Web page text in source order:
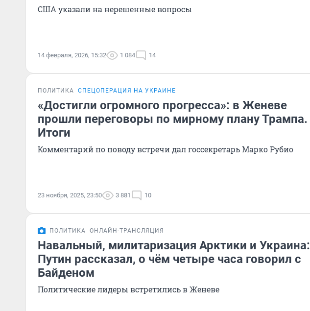
США указали на нерешенные вопросы
14 февраля, 2026, 15:32 1 084 14
ПОЛИТИКА СПЕЦОПЕРАЦИЯ НА УКРАИНЕ
«Достигли огромного прогресса»: в Женеве
прошли переговоры по мирному плану Трампа.
Итоги
Комментарий по поводу встречи дал госсекретарь Марко Рубио
23 ноября, 2025, 23:50 3 881 10
ПОЛИТИКА ОНЛАЙН-ТРАНСЛЯЦИЯ
Навальный, милитаризация Арктики и Украина:
Путин рассказал, о чём четыре часа говорил с
Байденом
Политические лидеры встретились в Женеве